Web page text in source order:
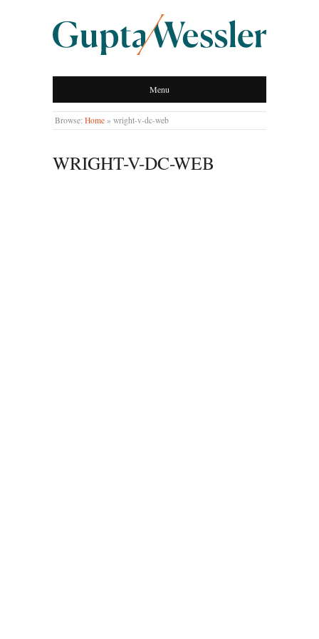
GUPTA WESSLER
LLP Menu
Browse: Home » wright-v-dc-web
WRIGHT-V-DC-WEB